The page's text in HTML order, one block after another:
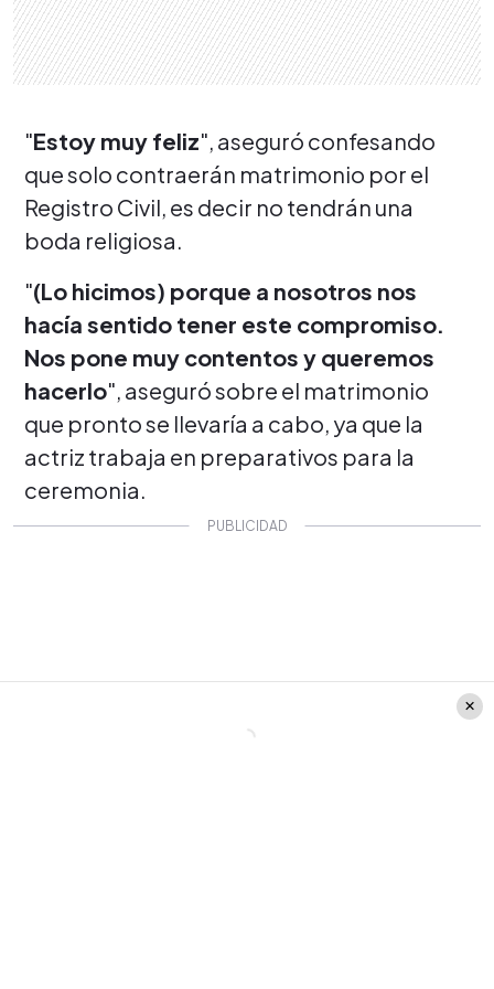
"Estoy muy feliz", aseguró confesando
que solo contraerán matrimonio por el
Registro Civil, es decir no tendrán una
boda religiosa.
"(Lo hicimos) porque a nosotros nos
hacía sentido tener este compromiso.
Nos pone muy contentos y queremos
hacerlo", aseguró sobre el matrimonio
que pronto se llevaría a cabo, ya que la
actriz trabaja en preparativos para la
ceremonia.